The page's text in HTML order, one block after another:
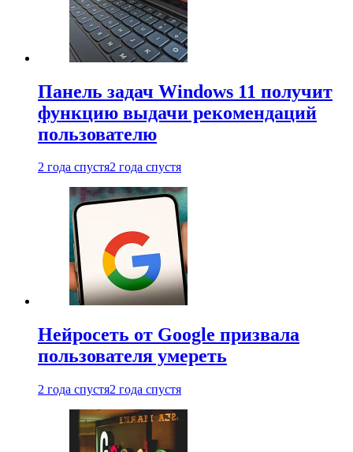
Панель задач Windows 11 получит
функцию выдачи рекомендаций
пользователю
2 года спустя2 года спустя
Нейросеть от Google призвала
пользователя умереть
2 года спустя2 года спустя